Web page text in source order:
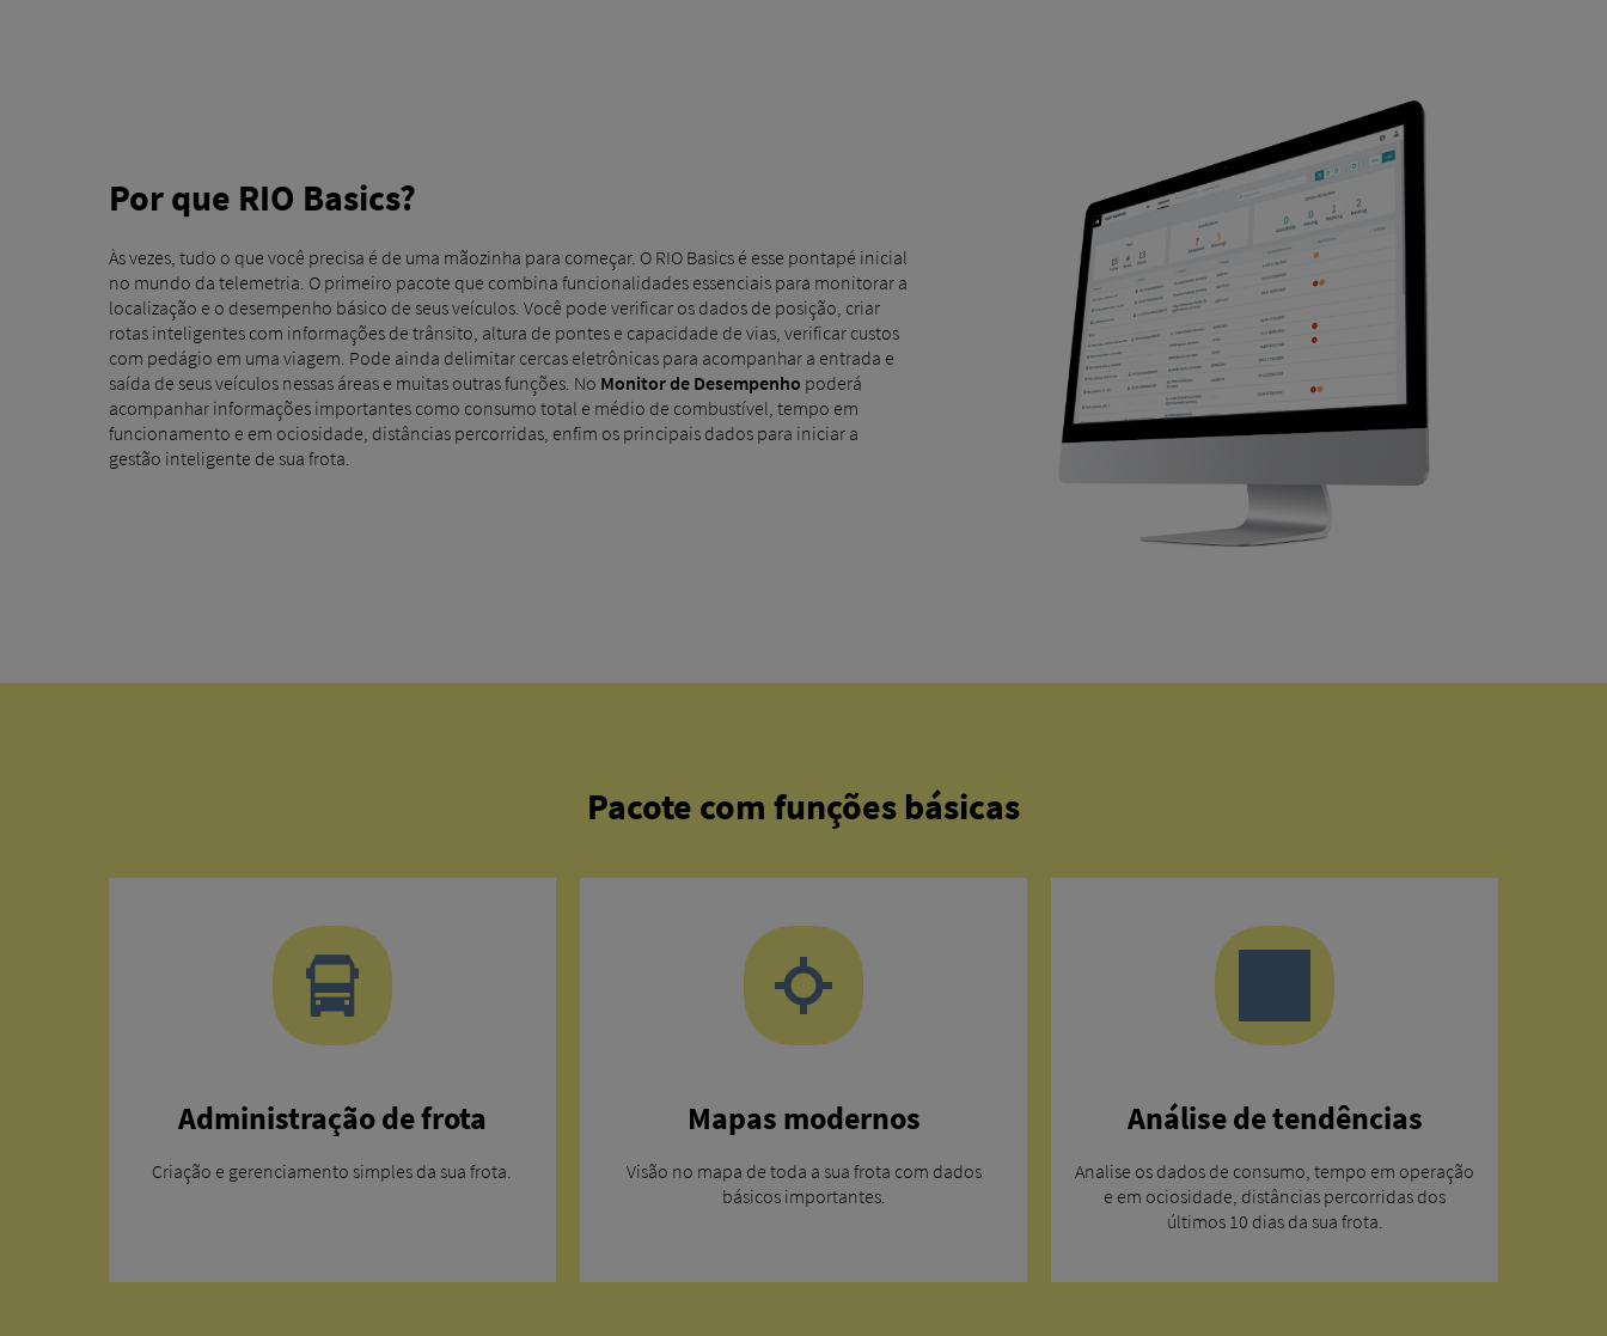
Por que RIO Basics?
Às vezes, tudo o que você precisa é de uma mãozinha para começar. O RIO Basics é esse pontapé inicial
no mundo da telemetria. O primeiro pacote que combina funcionalidades essenciais para monitorar a
localização e o desempenho básico de seus veículos. Você pode verificar os dados de posição, criar
rotas inteligentes com informações de trânsito, altura de pontes e capacidade de vias, verificar custos
com pedágio em uma viagem. Pode ainda delimitar cercas eletrônicas para acompanhar a entrada e
saída de seus veículos nessas áreas e muitas outras funções. No Monitor de Desempenho poderá
acompanhar informações importantes como consumo total e médio de combustível, tempo em
funcionamento e em ociosidade, distâncias percorridas, enfim os principais dados para iniciar a
gestão inteligente de sua frota.
Pacote com funções básicas
Administração de frota
Criação e gerenciamento simples da sua frota.
Mapas modernos
Visão no mapa de toda a sua frota com dados
básicos importantes.
Análise de tendências
Analise os dados de consumo, tempo em operação
e em ociosidade, distâncias percorridas dos
últimos 10 dias da sua frota.